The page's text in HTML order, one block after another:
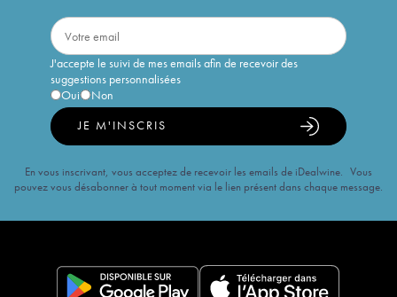
J'accepte le suivi de mes emails afin de recevoir des
suggestions personnalisées
Oui
Non
JE M'INSCRIS
En vous inscrivant, vous acceptez de recevoir les emails de iDealwine. Vous
pouvez vous désabonner à tout moment via le lien présent dans chaque message.